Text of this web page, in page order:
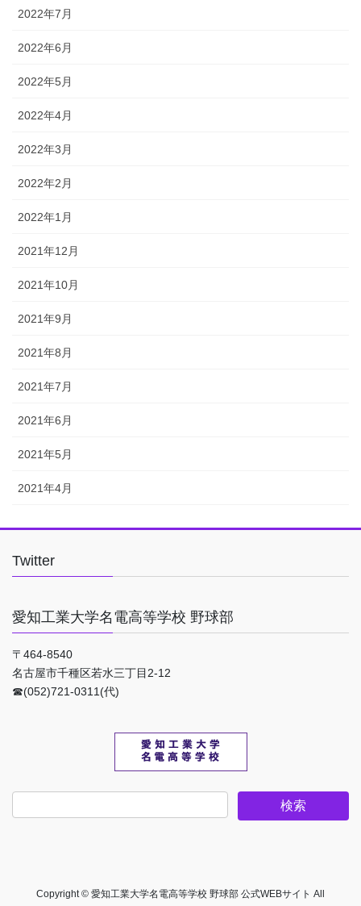
2022年7月
2022年6月
2022年5月
2022年4月
2022年3月
2022年2月
2022年1月
2021年12月
2021年10月
2021年9月
2021年8月
2021年7月
2021年6月
2021年5月
2021年4月
Twitter
愛知工業大学名電高等学校 野球部
〒464-8540
名古屋市千種区若水三丁目2-12
☎(052)721-0311(代)
Copyright © 愛知工業大学名電高等学校 野球部 公式WEBサイト All